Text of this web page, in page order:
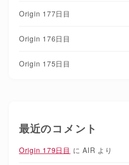
Origin 177日目
Origin 176日目
Origin 175日目
最近のコメント
Origin 179日目 にAIR より